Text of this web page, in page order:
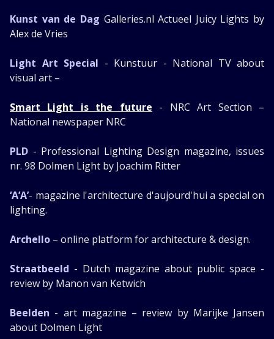
Kunst van de Dag Galleries.nl Actueel Juicy Lights by
Alex de Vries
Light Art Special - Kunstuur - National TV about
visual art –
Smart Light is the future - NRC Art Section –
National newspaper NRC
PLD - Professional Lighting Design magazine, issues
nr. 98 Dolmen Light by Joachim Ritter
‘A’A’- magazine l'architecture d'aujourd'hui a special on
lighting.
Archello – online platform for architecture & design.
Straatbeeld - Dutch magazine about public space -
review by Manon van Ketwich
Beelden - art magazine – review by Marijke Jansen
about Dolmen Light